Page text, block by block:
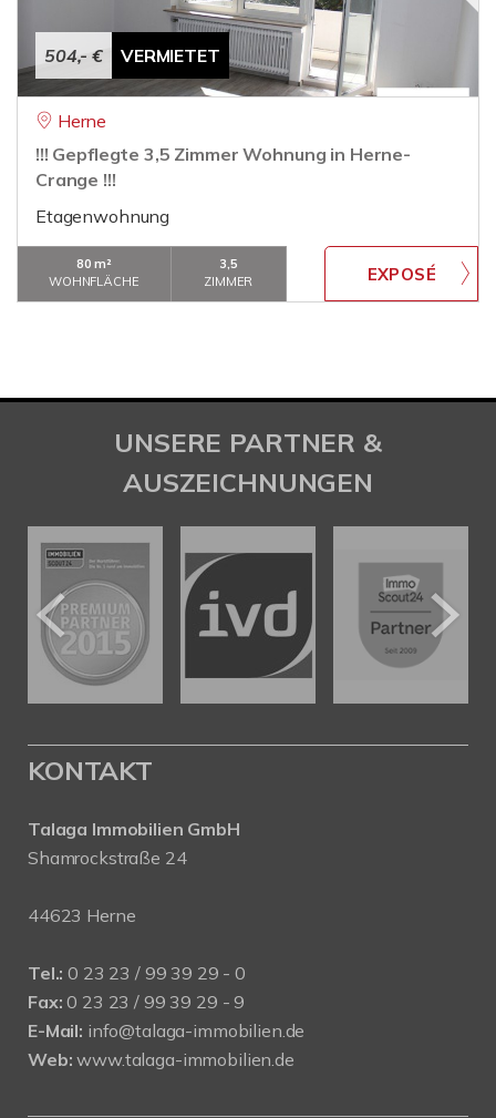
504,- € VERMIETET
Herne
!!! Gepflegte 3,5 Zimmer Wohnung in Herne-
Crange !!!
Etagenwohnung
80 m²
WOHNFLÄCHE
3,5
ZIMMER
UNSERE PARTNER &
AUSZEICHNUNGEN
KONTAKT
Talaga Immobilien GmbH
Shamrockstraße 24
44623 Herne
Tel.: 0 23 23 / 99 39 29 - 0
Fax: 0 23 23 / 99 39 29 - 9
E-Mail: info@talaga-immobilien.de
Web: www.talaga-immobilien.de